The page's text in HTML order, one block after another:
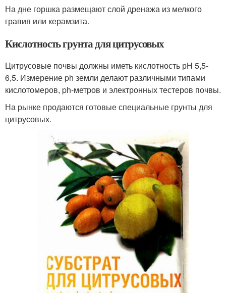
На дне горшка размещают слой дренажа из мелкого
гравия или керамзита.
Кислотность грунта для цитрусовых
Цитрусовые почвы должны иметь кислотность рН 5,5-
6,5. Измерение ph земли делают различными типами
кислотомеров, ph-метров и электронных тестеров почвы.
На рынке продаются готовые специальные грунты для
цитрусовых.